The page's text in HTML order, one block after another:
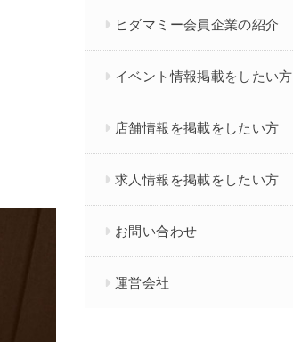
ヒダマミー会員企業の紹介
イベント情報掲載をしたい方
店舗情報を掲載をしたい方
求人情報を掲載をしたい方
お問い合わせ
運営会社